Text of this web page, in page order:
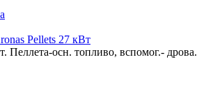
Pellets 27 кВт
Пеллета-осн. топливо, вспомог.- дрова.